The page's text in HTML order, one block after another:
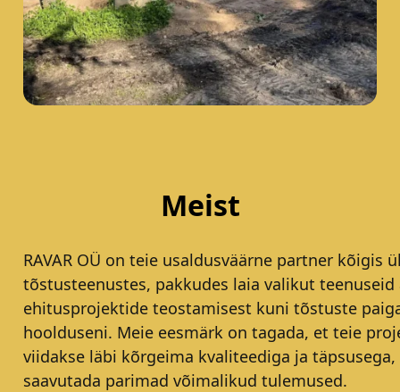
Meist
RAVAR OÜ on teie usaldusväärne partner kõigis
tõstusteenustes, pakkudes laia valikut teenuseid
ehitusprojektide teostamisest kuni tõstuste
hoolduseni. Meie eesmärk on tagada, et teie
viidakse läbi kõrgeima kvaliteediga ja täpsusega,
saavutada parimad võimalikud tulemused.